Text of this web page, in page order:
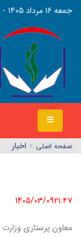
جمعه ١٦ مرداد ١٤٠٥
صفحه اصلي > اخبار
1405/03/09٢١:٤٧
معاون پرستاری